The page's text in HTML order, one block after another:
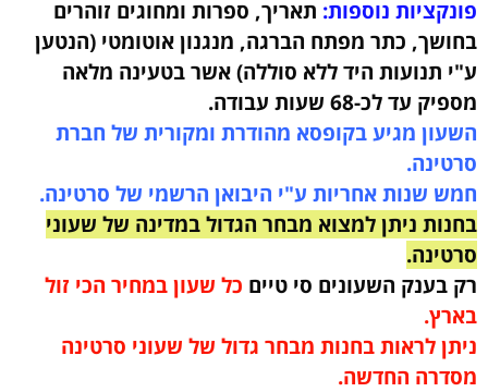
פונקציות נוספות: תאריך, ספרות ומחוגים זוהרים
בחושך, כתר מפתח הברגה, מנגנון אוטומטי (הנטען
ע"י תנועות היד ללא סוללה) אשר בטעינה מלאה
מספיק עד לכ-68 שעות עבודה
.
השעון מגיע בקופסא מהודרת ומקורית של חברת
סרטינה.
חמש שנות אחריות ע"י היבואן הרשמי של סרטינה.
בחנות ניתן למצוא מבחר הגדול במדינה של שעוני
סרטינה.
רק בענק השעונים סי טיים כל שעון במחיר הכי זול
בארץ.
ניתן לראות בחנות מבחר גדול של שעוני סרטינה
מסדרה החדשה.